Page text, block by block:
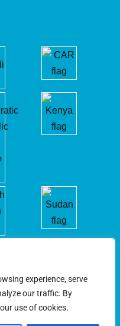
experience, serve
our traffic. By
use of cookies.